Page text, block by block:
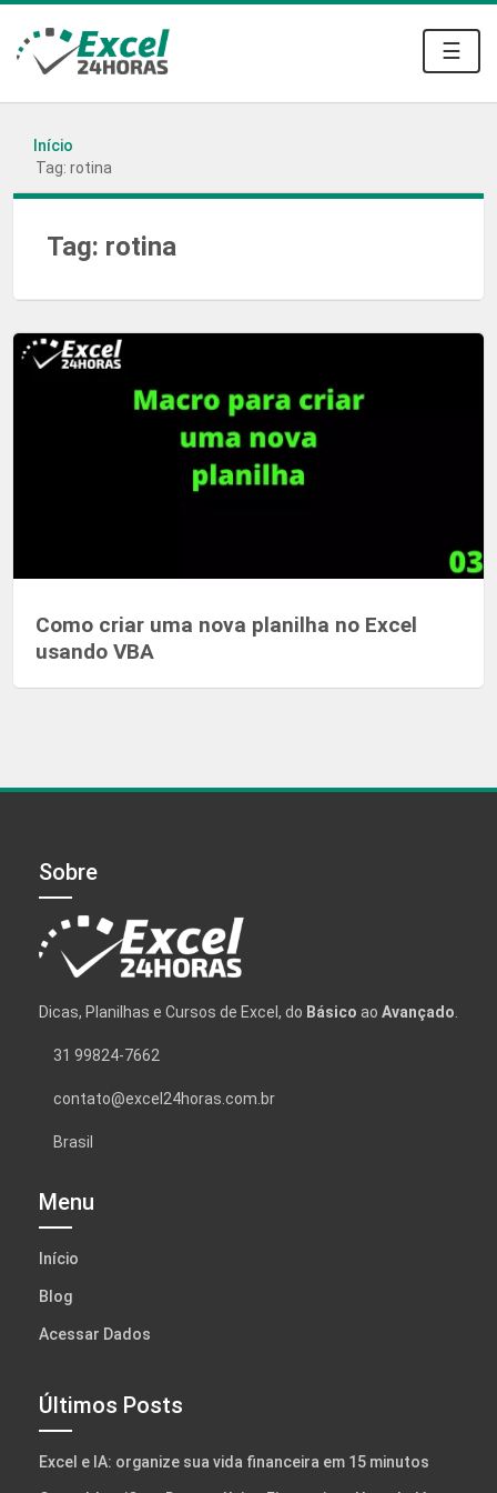
☰
Início
Tag: rotina
Tag: rotina
Como criar uma nova planilha no Excel
usando VBA
Sobre
Dicas, Planilhas e Cursos de Excel, do Básico ao Avançado.
31 99824-7662
contato@excel24horas.com.br
Brasil
Menu
Início
Blog
Acessar Dados
Últimos Posts
Excel e IA: organize sua vida financeira em 15 minutos